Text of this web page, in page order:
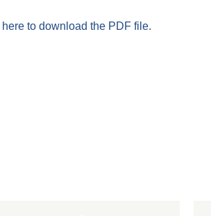
to download the PDF file.